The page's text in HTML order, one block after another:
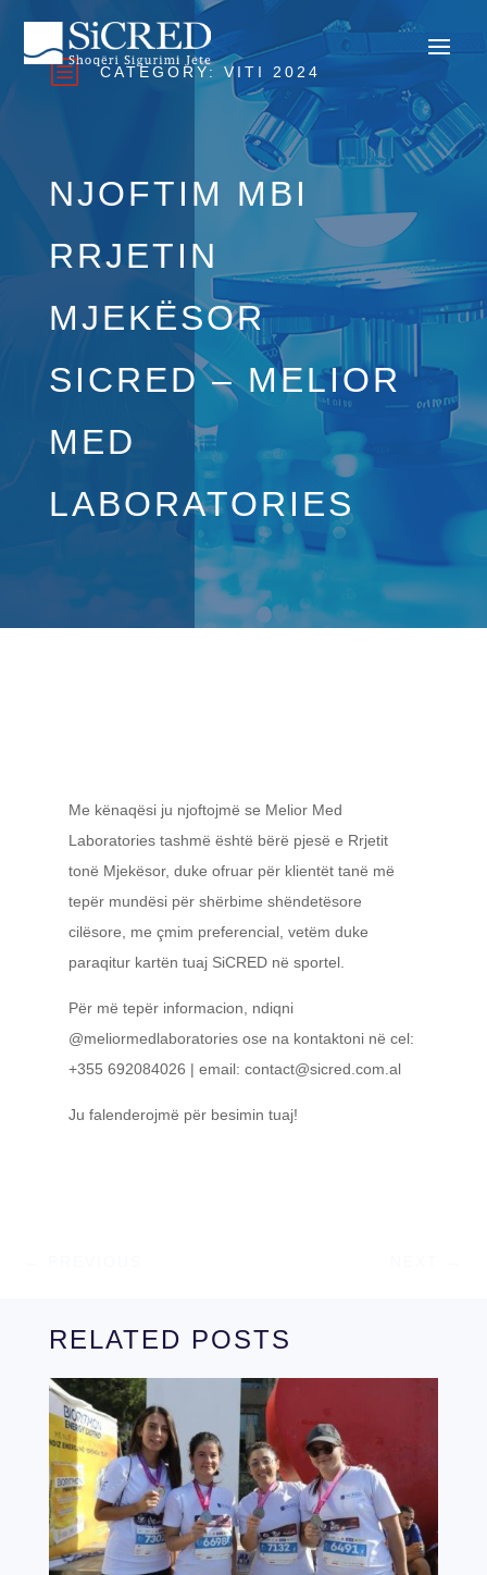
b CATEGORY: VITI 2024
NJOFTIM MBI
RRJETIN
MJEKËSOR
SICRED – MELIOR
MED
LABORATORIES
Me kënaqësi ju njoftojmë se Melior Med
Laboratories tashmë është bërë pjesë e Rrjetit
tonë Mjekësor, duke ofruar për klientët tanë më
tepër mundësi për shërbime shëndetësore
cilësore, me çmim preferencial, vetëm duke
paraqitur kartën tuaj SiCRED në sportel.
Për më tepër informacion, ndiqni
@meliormedlaboratories ose na kontaktoni në cel:
+355 692084026 | email: contact@sicred.com.al
Ju falenderojmë për besimin tuaj!
RELATED POSTS